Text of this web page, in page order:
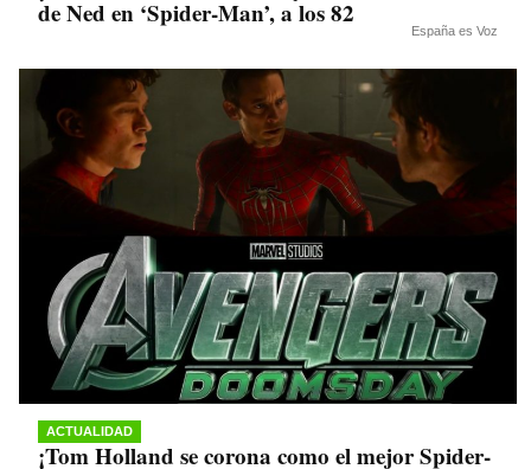
de Ned en ‘Spider-Man’, a los 82
España es Voz
ACTUALIDAD
¡Tom Holland se corona como el mejor Spider-